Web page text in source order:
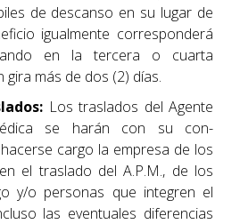
de descanso en su lugar de
igualmente corresponderá
en la tercera o cuarta
gira más de dos (2) días.
Los traslados del Agente
se harán con su con-
cargo la empresa de los
el traslado del A.P.M., de los
y/o personas que integren el
las eventuales diferencias